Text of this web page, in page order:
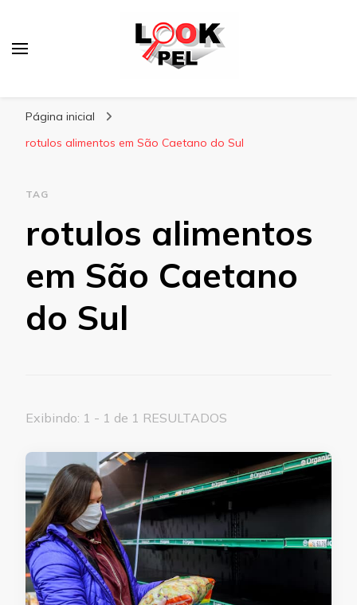
Página inicial
rotulos alimentos em São Caetano do Sul
TAG
rotulos alimentos
em São Caetano
do Sul
Exibindo: 1 - 1 de 1 RESULTADOS